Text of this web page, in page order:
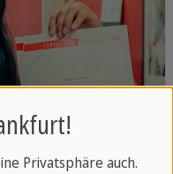
Privatsphäre auch.